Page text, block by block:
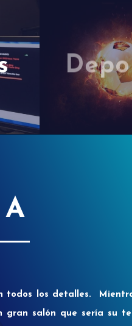
todos los detalles.
salón que sería su